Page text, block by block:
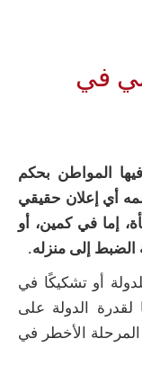
في
المواطن بحكم
أي إعلان حقيقي
إما في كمين، أو
الضبط إلى منزله.
أو تشكيكًا في
لقدرة الدولة على
الأخطر في